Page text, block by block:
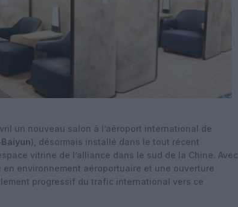
un nouveau salon à l’aéroport international de
), désormais installé dans le tout récent
vitrine de l’alliance dans le sud de la Chine. Avec
en environnement aéroportuaire et une ouverture
progressif du trafic international vers ce